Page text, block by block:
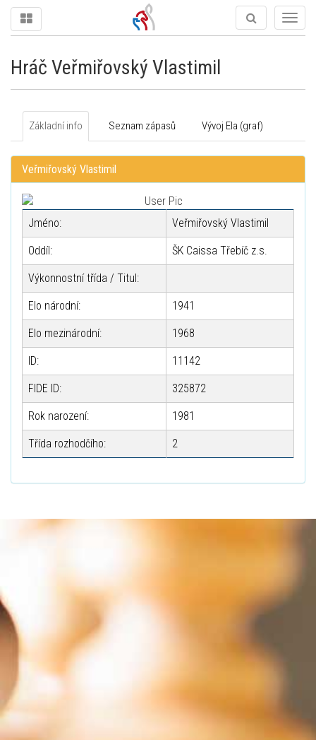
Hráč Veřmiřovský Vlastimil
Základní info Seznam zápasů Vývoj Ela (graf)
Veřmiřovský Vlastimil
Jméno: Veřmiřovský Vlastimil
Oddíl: ŠK Caissa Třebíč z.s.
Výkonnostní třída / Titul:
Elo národní: 1941
Elo mezinárodní: 1968
ID: 11142
FIDE ID: 325872
Rok narození: 1981
Třída rozhodčího: 2